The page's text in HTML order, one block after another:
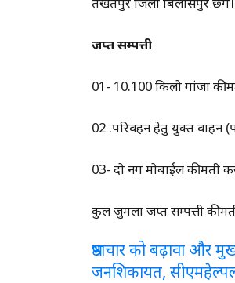
जप्त सम्पत्ती
01- 10.100 किलो गांजा
02 .परिवहन हेतु प्रयुक्त
03- दो नग मोबाईल कीमती
कुल जुमला जप्त सम्पत्ती
भ्रष्टाचार को बढ़ावा और
जनशिकायत,